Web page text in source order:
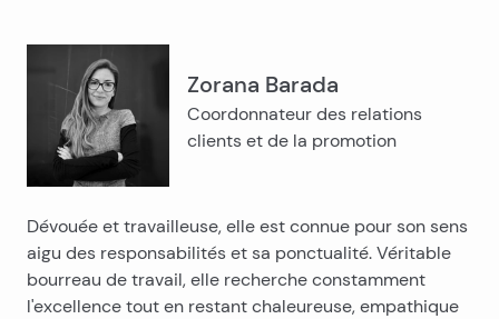
Zorana Barada
Coordonnateur des relations
clients et de la promotion
Dévouée et travailleuse, elle est connue pour son sens
aigu des responsabilités et sa ponctualité. Véritable
bourreau de travail, elle recherche constamment
l'excellence tout en restant chaleureuse, empathique